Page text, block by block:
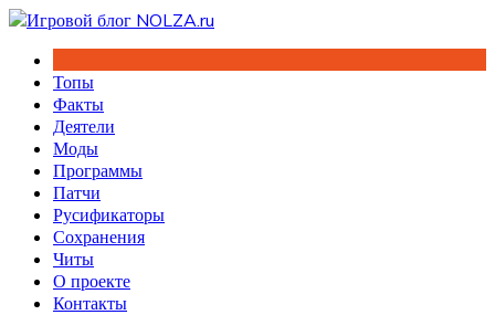
Перейти
содержимому
Топы
Факты
Деятели
Моды
Программы
Патчи
Русификаторы
Сохранения
Читы
О проекте
Контакты